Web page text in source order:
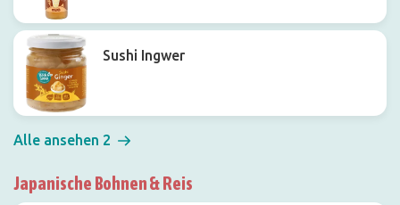
Sushi Ingwer
Alle ansehen 2
Japanische Bohnen & Reis